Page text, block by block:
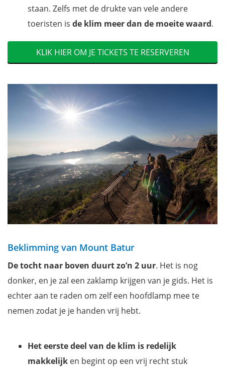
staan. Zelfs met de drukte van vele andere
toeristen is de klim meer dan de moeite waard.
KLIK HIER OM JE TICKETS TE RESERVEREN
Beklimming van Mount Batur
De tocht naar boven duurt zo’n 2 uur. Het is nog
donker, en je zal een zaklamp krijgen van je gids. Het is
echter aan te raden om zelf een hoofdlamp mee te
nemen zodat je je handen vrij hebt.
Het eerste deel van de klim is redelijk
makkelijk en begint op een vrij recht stuk